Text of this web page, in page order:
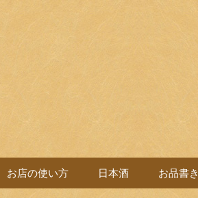
お店の使い方 日本酒 お品書き